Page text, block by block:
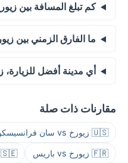
كم تبلغ المسافة بين
ما الفارق الزمني بين
أي مدينة أفضل للزيارة،
مقارنات ذات صلة
🇺🇸 زيورخ vs سان فرانسيسكو
🇫🇷 زيورخ vs باريس 🇸🇪 زيورخ vs ستوكهولم